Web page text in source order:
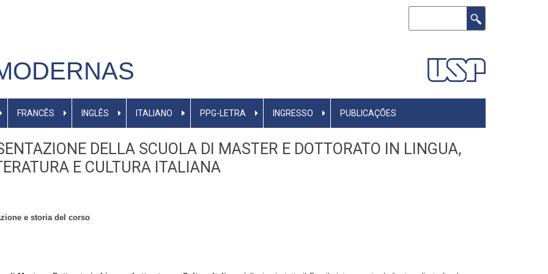
FRANCÊS INGLÊS ITALIANO PPG-LETRA INGRESSO PUBLICAÇÕES
DELLA SCUOLA DI MASTER E DOTTORATO IN LINGUA,
E CULTURA ITALIANA
e storia del corso